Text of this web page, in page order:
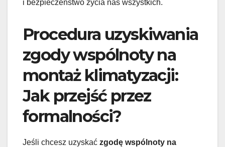
i bezpieczeństwo życia nas wszystkich.
Procedura uzyskiwania
zgody wspólnoty na
montaż klimatyzacji:
Jak przejść przez
formalności?
Jeśli chcesz uzyskać zgodę wspólnoty na